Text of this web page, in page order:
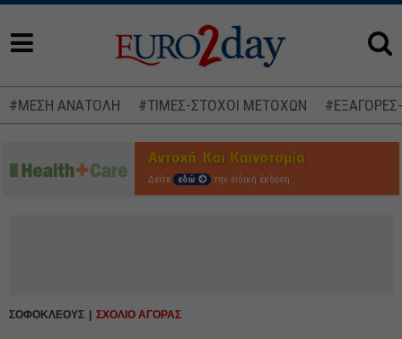
#ΜΕΣΗ ΑΝΑΤΟΛΗ #ΤΙΜΕΣ-ΣΤΟΧΟΙ ΜΕΤΟΧΩΝ
Δείτε εδώ την ειδική έκδοση
ΣΟΦΟΚΛΕΟΥΣ ΣΧΟΛΙΟ ΑΓΟΡΑΣ